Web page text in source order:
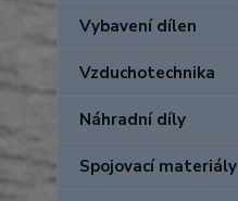
Vybavení dílen
Vzduchotechnika
Náhradní díly
Spojovací materiály